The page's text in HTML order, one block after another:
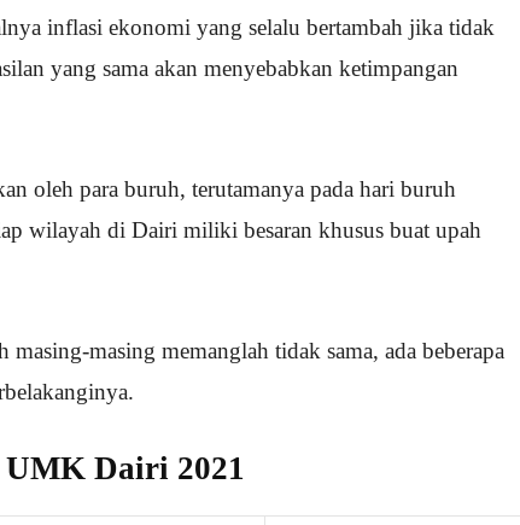
inflasi ekonomi yang selalu bertambah jika tidak
yang sama akan menyebabkan ketimpangan
oleh para buruh, terutamanya pada hari buruh
wilayah di Dairi miliki besaran khusus buat upah
masing memanglah tidak sama, ada beberapa
Dairi 2021